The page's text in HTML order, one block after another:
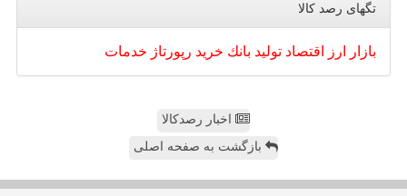
تگهای رصد كالا
بازار ارز اقتصاد تولید بانك خرید رپورتاژ خدمات
اخبار رصدکالا
بازگشت به صفحه اصلی